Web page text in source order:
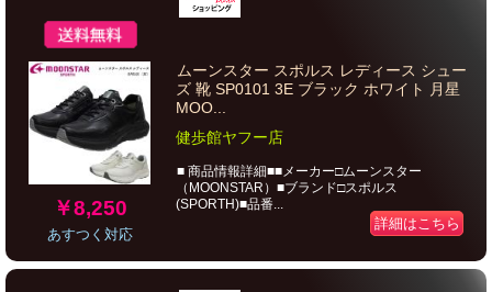
￥8,250
あすつく対応
ムーンスター スポルス レディース シュー
ズ 靴 SP0101 3E ブラック ホワイト 月星
MOO...
健歩館ヤフー店
■ 商品情報詳細■■メーカー□ムーンスター
（MOONSTAR）■ブランド□スポルス
(SPORTH)■品番...
詳細はこちら